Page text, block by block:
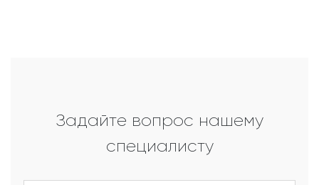
Задайте вопрос нашему
специалисту